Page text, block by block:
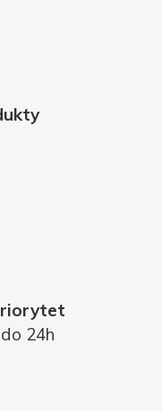
24h